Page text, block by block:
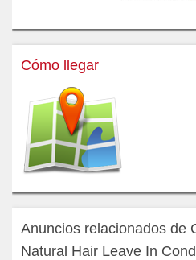
Cómo llegar
Anuncios relacionados de
Natural Hair Leave In